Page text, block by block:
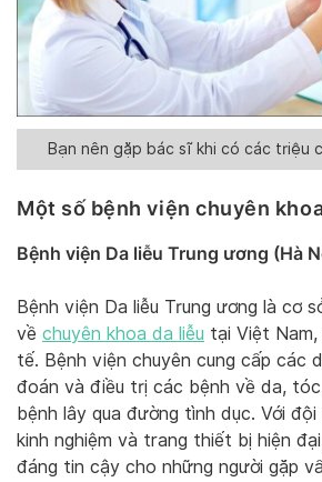
Bạn nên gặp bác sĩ khi có các triệu
Một số bệnh viện chuyên
Bệnh viện Da liễu Trung ương (Hà
Bệnh viện Da liễu Trung ương là cơ
về chuyên khoa da liễu tại Việt
tế. Bệnh viện chuyên cung cấp các
đoán và điều trị các bệnh về da,
bệnh lây qua đường tình dục. Với đội
kinh nghiệm và trang thiết bị hiện
đáng tin cậy cho những người gặp